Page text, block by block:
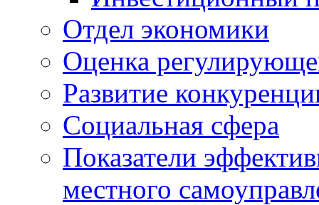
Отдел экономики
Оценка
Развитие
Социальная сфера
Показатели
местного